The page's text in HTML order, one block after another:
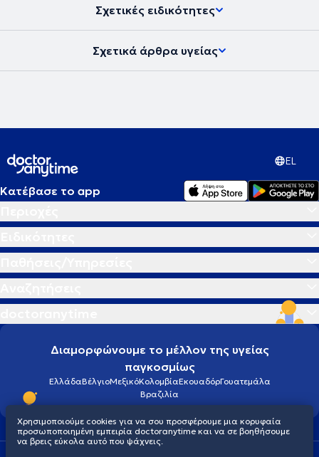
Σχετικές ειδικότητες
Σχετικά άρθρα υγείας
EL
Κατέβασε το app
Διαμορφώνουμε το μέλλον της υγείας
παγκοσμίως
ΕλλάδαΒέλγιοΜεξικόΚολομβίαΕκουαδόρΓουατεμάλα
Βραζιλία
Χρησιμοποιούμε cookies για να σου προσφέρουμε μια κορυφαία
προσωποποιημένη εμπειρία doctoranytime και να σε βοηθήσουμε
να βρεις εύκολα αυτό που ψάχνεις.